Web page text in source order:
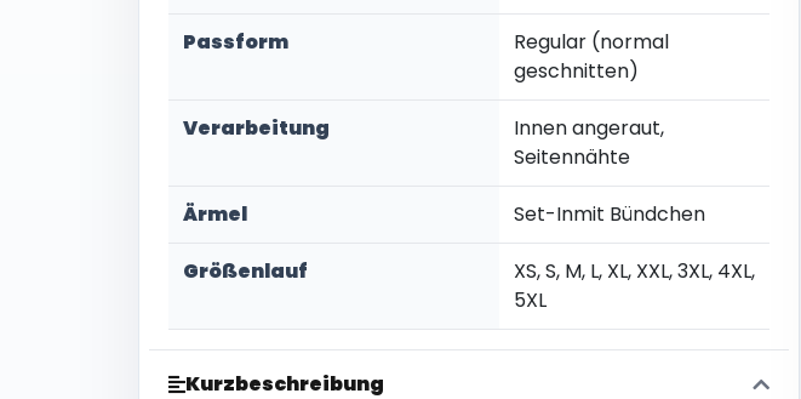
Passform
Regular (normal
geschnitten)
Verarbeitung
Innen angeraut,
Seitennähte
Ärmel Set-Inmit Bündchen
Größenlauf
XS, S, M, L, XL, XXL, 3XL, 4XL,
5XL
Kurzbeschreibung